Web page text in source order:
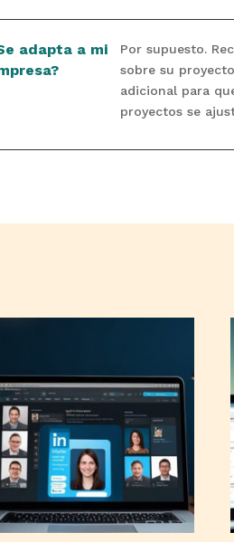
adapta a mi
Por supuesto.
sobre su
adicional para
proyectos se